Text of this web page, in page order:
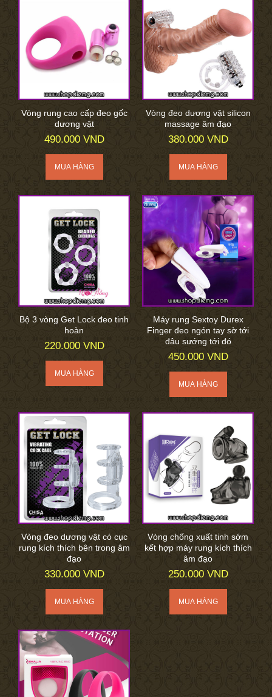
Vòng rung cao cấp đeo gốc
dương vật
490.000 VND
Vòng đeo dương vật silicon
massage âm đạo
380.000 VND
Bộ 3 vòng Get Lock đeo tinh
hoàn
220.000 VND
Máy rung Sextoy Durex
Finger đeo ngón tay sờ tới
đâu sướng tới đó
450.000 VND
Vòng đeo dương vật có cục
rung kích thích bên trong âm
đạo
330.000 VND
Vòng chống xuất tinh sớm
kết hợp máy rung kích thích
âm đạo
250.000 VND